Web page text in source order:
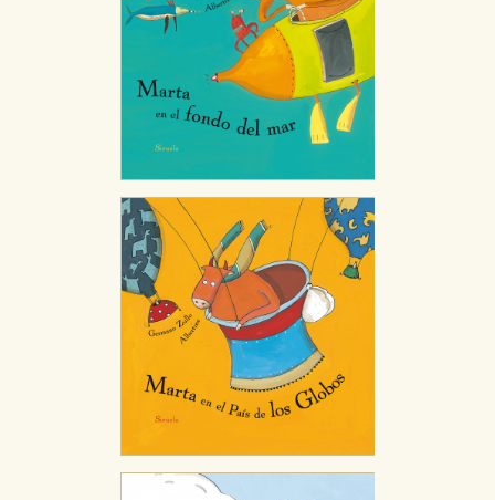
Estas cookies son gestionadas por nuestros socios
publicitarios y se utilizan para mostrar publicidad
relevante para sus intereses en otros sitios. No
almacenan directamente información personal sino
que se basan en la identificación única de su
navegador y dispositivo de internet.
Puede consultar nuestra política de cookies